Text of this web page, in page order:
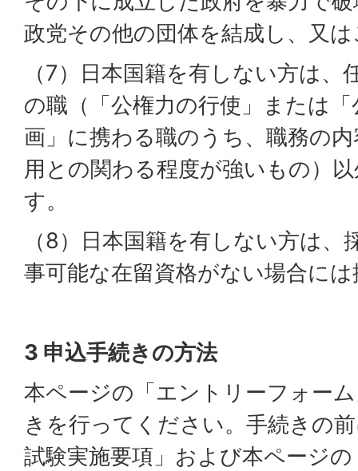
政党その他の団体を結成し、又
（7）日本国籍を有しない方は、
の職（「公権力の行使」または
画」に携わる職のうち、職務の
用との関わる程度が強いもの）
す。
（8）日本国籍を有しない方は、
事可能な在留資格がない場合に
3 申込手続きの方法
本ページの「エントリーフォー
きを行ってください。手続きの
試験実施要項」および本ページ